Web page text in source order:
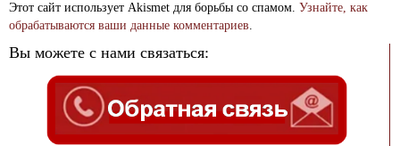
Этот сайт использует Akismet для борьбы со спамом. Узнайте, как
обрабатываются ваши данные комментариев.
Вы можете с нами связаться: